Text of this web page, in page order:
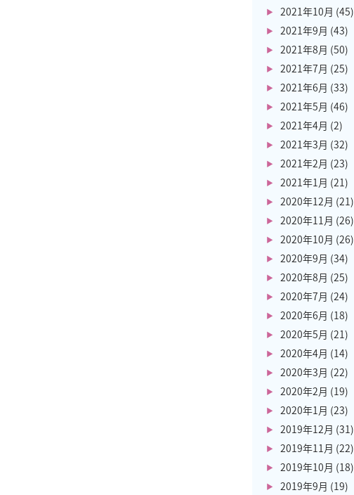
2021年10月 (45)
2021年9月 (43)
2021年8月 (50)
2021年7月 (25)
2021年6月 (33)
2021年5月 (46)
2021年4月 (2)
2021年3月 (32)
2021年2月 (23)
2021年1月 (21)
2020年12月 (21)
2020年11月 (26)
2020年10月 (26)
2020年9月 (34)
2020年8月 (25)
2020年7月 (24)
2020年6月 (18)
2020年5月 (21)
2020年4月 (14)
2020年3月 (22)
2020年2月 (19)
2020年1月 (23)
2019年12月 (31)
2019年11月 (22)
2019年10月 (18)
2019年9月 (19)